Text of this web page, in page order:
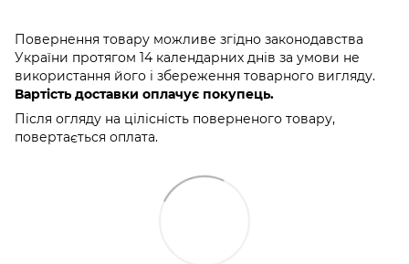
Повернення товару можливе згідно законодавства
України протягом 14 календарних днів за умови не
використання його і збереження товарного вигляду.
Вартість доставки оплачує покупець.
Після огляду на цілісність поверненого товару,
повертається оплата.